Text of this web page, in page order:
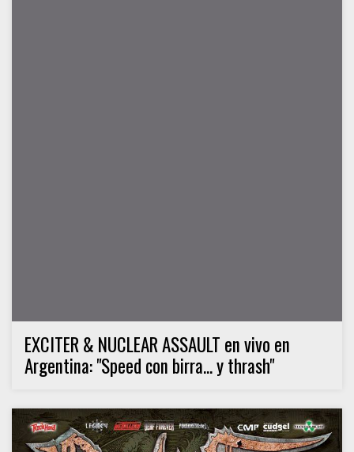
EXCITER & NUCLEAR ASSAULT en vivo en
Argentina: "Speed con birra... y thrash"